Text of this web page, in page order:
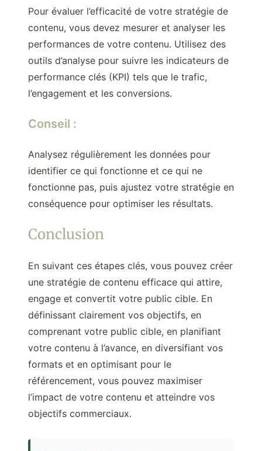
Pour évaluer l’efficacité de votre stratégie de
contenu, vous devez mesurer et analyser les
performances de votre contenu. Utilisez des
outils d’analyse pour suivre les indicateurs de
performance clés (KPI) tels que le trafic,
l’engagement et les conversions.
Conseil :
Analysez régulièrement les données pour
identifier ce qui fonctionne et ce qui ne
fonctionne pas, puis ajustez votre stratégie en
conséquence pour optimiser les résultats.
Conclusion
En suivant ces étapes clés, vous pouvez créer
une stratégie de contenu efficace qui attire,
engage et convertit votre public cible. En
définissant clairement vos objectifs, en
comprenant votre public cible, en planifiant
votre contenu à l’avance, en diversifiant vos
formats et en optimisant pour le
référencement, vous pouvez maximiser
l’impact de votre contenu et atteindre vos
objectifs commerciaux.